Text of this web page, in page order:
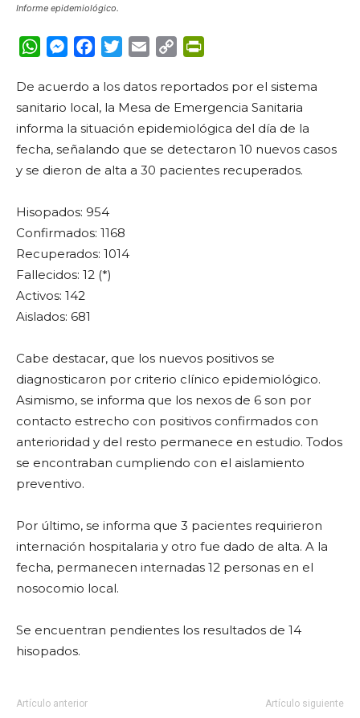
Informe epidemiológico.
WhatsApp
Messenger
FacebookTwitterEmail Copy
De acuerdo a los datos reportados por el sistema
sanitario local, la Mesa de Emergencia Sanitaria
informa la situación epidemiológica del día de la
fecha, señalando que se detectaron 10 nuevos casos
y se dieron de alta a 30 pacientes recuperados.
Hisopados: 954
Confirmados: 1168
Recuperados: 1014
Fallecidos: 12 (*)
Activos: 142
Aislados: 681
Cabe destacar, que los nuevos positivos se
diagnosticaron por criterio clínico epidemiológico.
Asimismo, se informa que los nexos de 6 son por
contacto estrecho con positivos confirmados con
anterioridad y del resto permanece en estudio. Todos
se encontraban cumpliendo con el aislamiento
preventivo.
Por último, se informa que 3 pacientes requirieron
internación hospitalaria y otro fue dado de alta. A la
fecha, permanecen internadas 12 personas en el
nosocomio local.
Se encuentran pendientes los resultados de 14
hisopados.
Artículo anterior Artículo siguiente